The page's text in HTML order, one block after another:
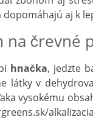
aj k
na črevné
hnačka, jedzte
látky v
vysokému